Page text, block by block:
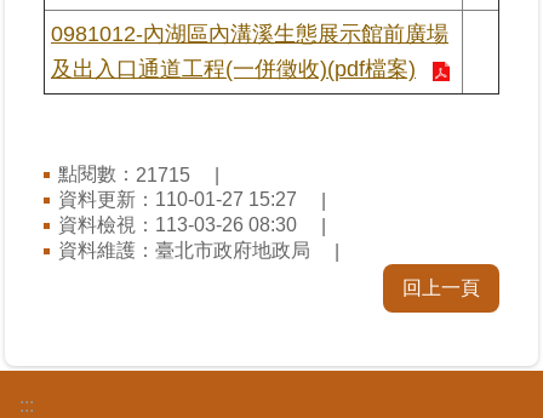
物
圖
網
站
導
首
0981012-內湖區內溝溪生態展示館前廣場
及出入口通道工程(一併徵收)(pdf檔案)
點閱數： 21715
資料更新：110-01-27 15:27
資料檢視：113-03-26 08:30
資料維護：臺北市政府地政局
回上一頁
:::